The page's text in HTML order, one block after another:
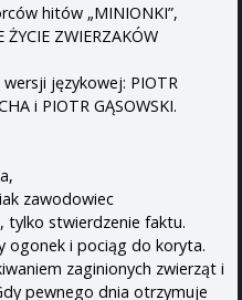
hitów „MINIONKI”,
ŻYCIE ZWIERZAKÓW
językowej: PIOTR
i PIOTR GĄSOWSKI.
zawodowiec
tylko stwierdzenie faktu.
ogonek i pociąg do koryta.
zaginionych zwierząt i
pewnego dnia otrzymuje